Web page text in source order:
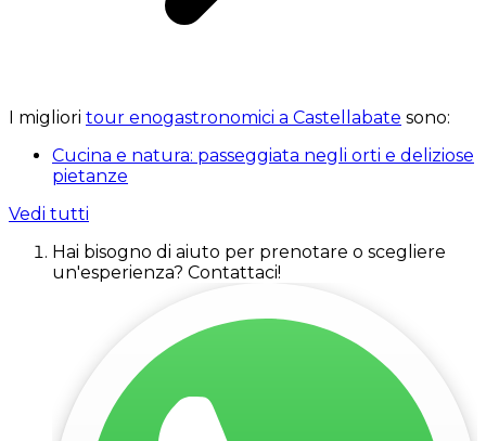
I migliori tour enogastronomici a Castellabate sono:
Cucina e natura: passeggiata negli orti e deliziose
pietanze
Vedi tutti
Hai bisogno di aiuto per prenotare o scegliere
un'esperienza? Contattaci!